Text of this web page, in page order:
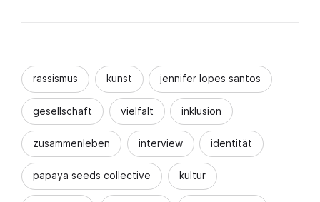
rassismus kunst jennifer lopes santos
gesellschaft vielfalt inklusion
zusammenleben interview identität
papaya seeds collective kultur